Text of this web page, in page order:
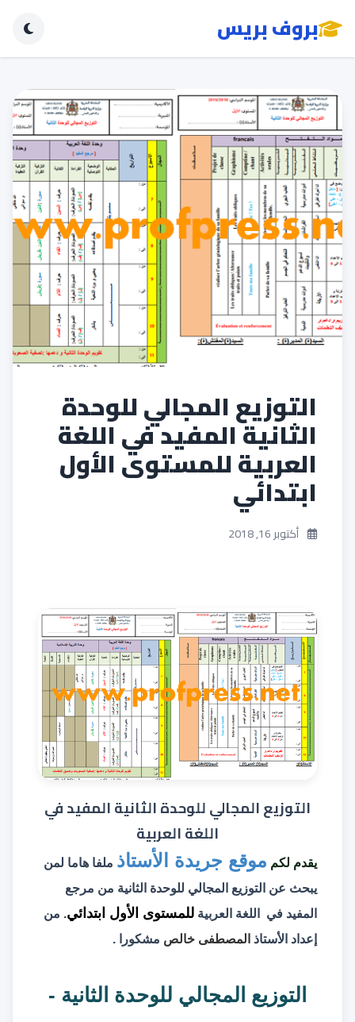
بروف بريس
التوزيع المجالي للوحدة
الثانية المفيد في اللغة
العربية للمستوى الأول
ابتدائي
أكتوبر 16, 2018
التوزيع المجالي للوحدة الثانية المفيد في
اللغة العربية
يقدم لكم موقع جريدة الأستاذ ملفا هاما لمن
يبحث عن التوزيع المجالي للوحدة الثانية من مرجع
المفيد في اللغة العربية للمستوى الأول ابتدائي. من
إعداد الأستاذ المصطفى خالص مشكورا .
التوزيع المجالي للوحدة الثانية -